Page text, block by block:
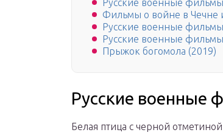
Русские военные
Фильмы о войне в Чечне
Русские военные
Русские военные
Прыжок богомола (2019)
Русские военные
Белая птица с черной